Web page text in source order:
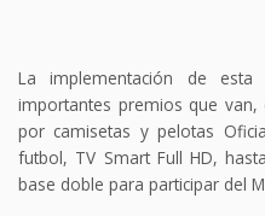
La implementación de
importantes premios que van,
por camisetas y pelotas
futbol, TV Smart Full HD,
base doble para participar del